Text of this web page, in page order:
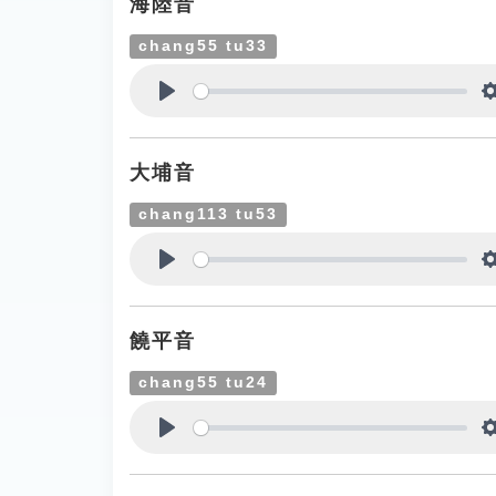
海陸音
chang55 tu33
大埔音
chang113 tu53
饒平音
chang55 tu24